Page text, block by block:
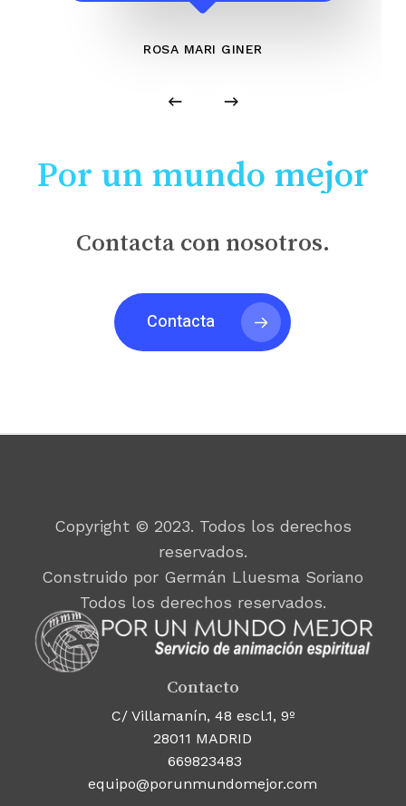
ROSA MARI GINER
Por un mundo mejor
Contacta con nosotros.
Contacta
Copyright © 2023. Todos los derechos
reservados.
Construido por Germán Lluesma Soriano
Todos los derechos reservados.
Contacto
C/ Villamanín, 48 escl.1, 9º
28011 MADRID
669823483
equipo@porunmundomejor.com